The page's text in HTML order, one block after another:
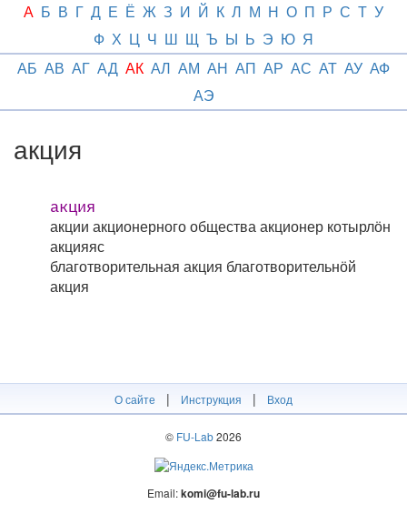
А Б В Г Д Е Ё Ж З И Й К Л М Н О П Р С Т У
Ф Х Ц Ч Ш Щ Ъ Ы Ь Э Ю Я
АБ АВ АГ АД АК АЛ АМ АН АП АР АС АТ АУ АФ
АЭ
акция
акция
акции акционерного обществаакционер котырлӧн
акцияяс
благотворительная акция благотворительнӧй
акция
О сайте | Инструкция | Вход
© FU-Lab2026
Email:komi@fu-lab.ru